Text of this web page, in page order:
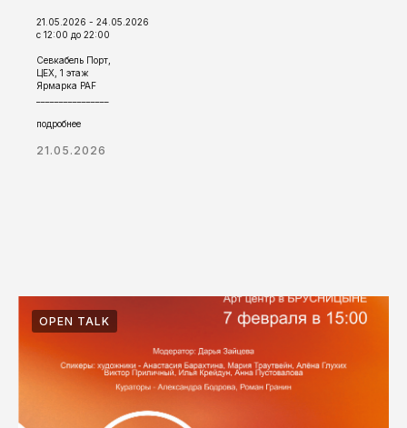
21.05.2026 - 24.05.2026
с 12:00 до 22:00
Севкабель Порт,
ЦЕХ, 1 этаж
Ярмарка PAF
подробнее
21.05.2026
OPEN TALK